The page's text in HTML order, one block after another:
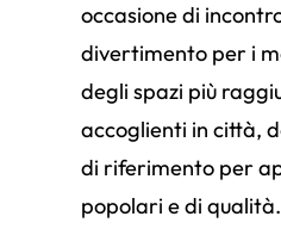
occasione di
divertimento per i
degli spazi più
accoglienti in città,
di riferimento per
popolari e di qualità.